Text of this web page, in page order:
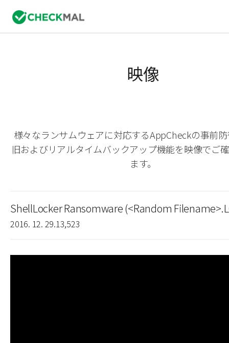
映像
様々なランサムウェアに対応するAppCheckの事前
旧およびリアルタイムバックアップ機能を映像でご
ます。
ShellLocker Ransomware (<Random
2016. 12. 29.13,523